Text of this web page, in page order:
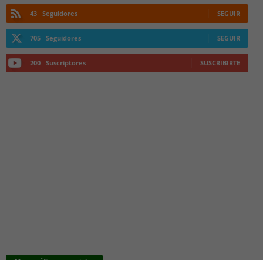
43 Seguidores SEGUIR
705 Seguidores SEGUIR
200 Suscriptores SUSCRIBIRTE